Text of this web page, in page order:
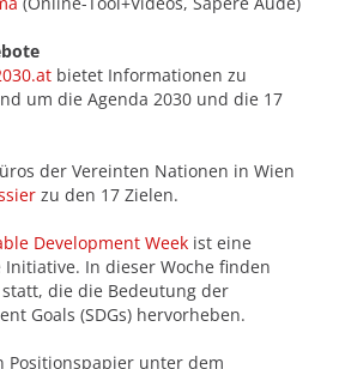
bietet Informationen zu
um die Agenda 2030 und die 17
der Vereinten Nationen in Wien
zu den 17 Zielen.
Development Week ist eine
In dieser Woche finden
die die Bedeutung der
Goals (SDGs) hervorheben.
Positionspapier unter dem